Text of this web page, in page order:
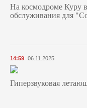
На космодроме Куру
обслуживания для
14:59 06.11.2025
Гиперзвуковая